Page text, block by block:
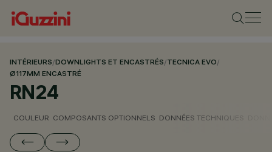
INTÉRIEURS/DOWNLIGHTS ET ENCASTRÉS/TECNICA EVO/
Ø117MM ENCASTRÉ
RN24
COULEUR COMPOSANTS OPTIONNELS DONNÉES TECHNIQUES